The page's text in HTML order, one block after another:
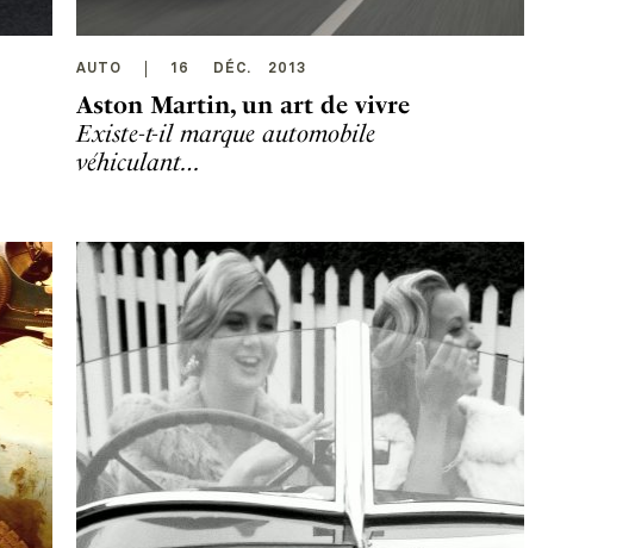
AUTO 16 DÉC. 2013
Aston Martin, un art de vivre
Existe-t-il marque automobile
véhiculant…